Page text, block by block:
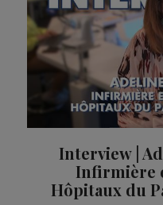
Interview |
Infirmière
Hôpitaux du